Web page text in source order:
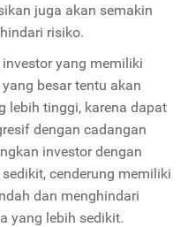
juga akan semakin
risiko.
investor yang memiliki
besar tentu akan
lebih tinggi, karena dapat
dengan cadangan
investor dengan
cenderung memiliki
dan menghindari
yang lebih sedikit.